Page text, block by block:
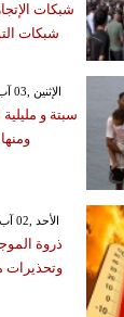
شبكات
شبكات
GMT 03:45 2026 الإثنين ,03 آب / أغسطس
سبتة و
GMT 14:33 2026 الأحد ,02 آب / أغسطس
ذروة
وتحذيرات